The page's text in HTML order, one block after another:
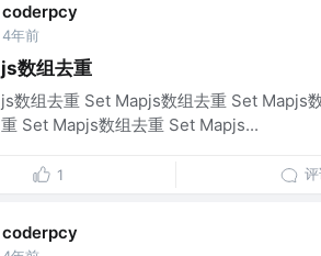
coderpcy
4年前
js数组去重
js数组去重 Set Mapjs数组去重 Set Mapjs
重 Set Mapjs数组去重 Set Mapjs...
1
coderpcy